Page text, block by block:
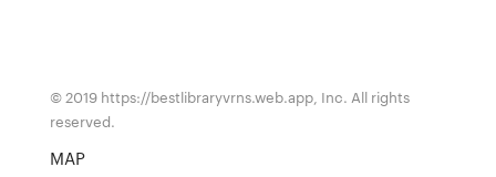
© 2019 https://bestlibraryvrns.web.app, Inc. All rights
reserved.
MAP